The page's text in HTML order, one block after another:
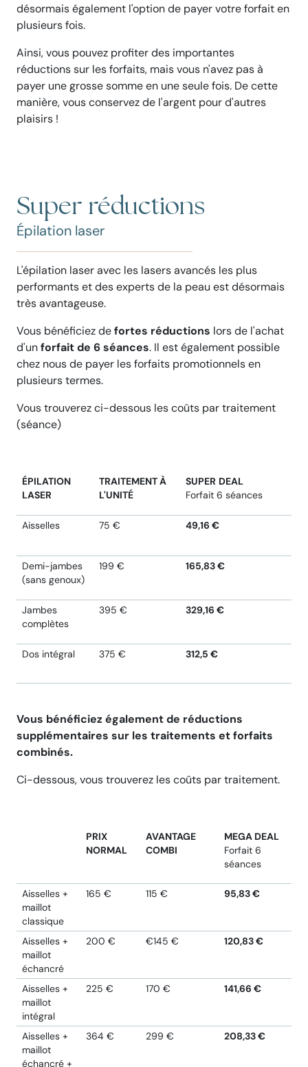
désormais également l'option de payer votre forfait en
plusieurs fois.
Ainsi, vous pouvez profiter des importantes
réductions sur les forfaits, mais vous n'avez pas à
payer une grosse somme en une seule fois. De cette
manière, vous conservez de l'argent pour d'autres
plaisirs !
Super réductions
Épilation laser
L'épilation laser avec les lasers avancés les plus
performants et des experts de la peau est désormais
très avantageuse.
Vous bénéficiez defortes réductions lors de l'achat
d'unforfait de 6 séances. Il est également possible
chez nous de payer les forfaits promotionnels en
plusieurs termes.
Vous trouverez ci-dessous les coûts par traitement
(séance)
ÉPILATION
LASER
TRAITEMENT À
L'UNITÉ
SUPER DEAL
Forfait 6 séances
Aisselles 75 € 49,16 €
Demi-jambes
(sans genoux)
199 € 165,83 €
Jambes
complètes
395 € 329,16 €
Dos intégral 375 € 312,5 €
Vous bénéficiez également de réductions
supplémentaires sur les traitements et forfaits
combinés.
Ci-dessous, vous trouverez les coûts par traitement.
PRIX
NORMAL
AVANTAGE
COMBI
MEGA DEAL
Forfait 6
séances
Aisselles +
maillot
classique
165 € 115 € 95,83 €
Aisselles +
maillot
échancré
200 € €145 € 120,83 €
Aisselles +
maillot
intégral
225 € 170 € 141,66 €
Aisselles +
maillot
échancré +
364 € 299 € 208,33 €